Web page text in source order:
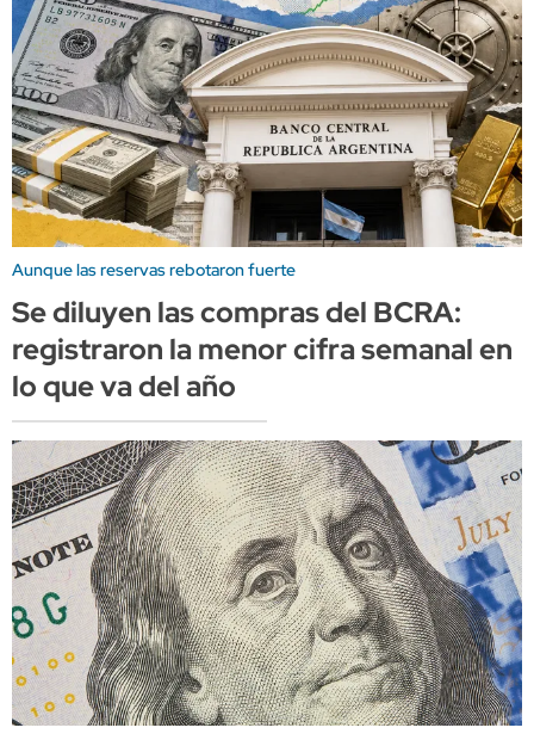
Aunque las reservas rebotaron fuerte
Se diluyen las compras del BCRA:
registraron la menor cifra semanal en
lo que va del año